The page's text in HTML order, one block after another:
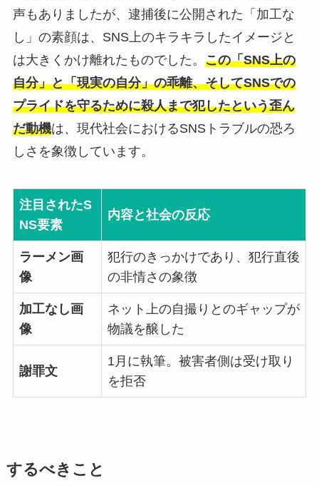
声もありましたが、逮捕後に公開された「加工な
し」の素顔は、SNS上のキラキラしたイメージと
は大きくかけ離れたものでした。 この「SNS上の
自分」と「現実の自分」の乖離、そしてSNSでの
プライドを守るために殺人まで犯したという歪ん
だ動機は、現代社会におけるSNSトラブルの恐ろ
しさを象徴しています。
注目されたS
NS要素
内容と社会の反応
ラーメン画
像
犯行のきっかけであり、犯行直後
の非情さの象徴
加工なし画
像
ネット上の自撮りとのギャップが
物議を醸した
謝罪文
1月に執筆。被害者側は受け取り
を拒否
するべきこと